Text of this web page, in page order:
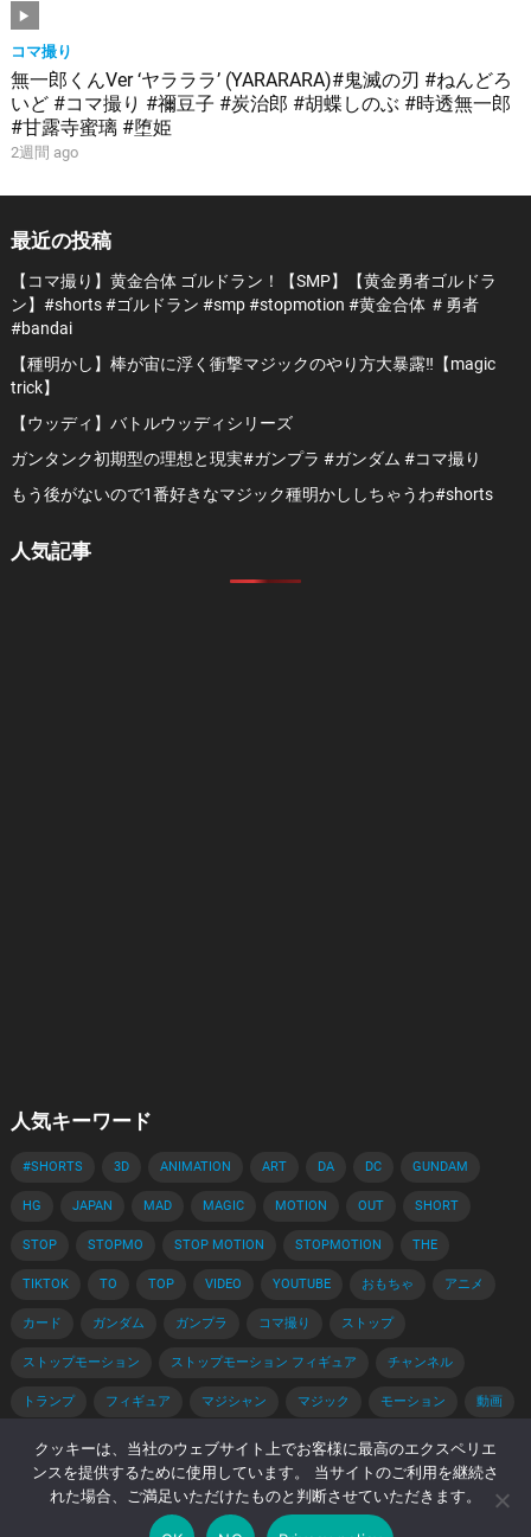
コマ撮り
無一郎くんVer ‘ヤラララ’ (YARARARA)#鬼滅の刃 #ねんどろ
いど #コマ撮り #禰豆子 #炭治郎 #胡蝶しのぶ #時透無一郎
#甘露寺蜜璃 #堕姫
2週間 ago
最近の投稿
【コマ撮り】黄金合体 ゴルドラン！【SMP】【黄金勇者ゴルドラ
ン】#shorts #ゴルドラン #smp #stopmotion #黄金合体 ＃勇者
#bandai
【種明かし】棒が宙に浮く衝撃マジックのやり方大暴露‼️【magic
trick】
【ウッディ】バトルウッディシリーズ
ガンタンク初期型の理想と現実#ガンプラ #ガンダム #コマ撮り
もう後がないので1番好きなマジック種明かししちゃうわ#shorts
人気記事
人気キーワード
#SHORTS 3D ANIMATION ART DA DC GUNDAM
HG JAPAN MAD MAGIC MOTION OUT SHORT
STOP STOPMO STOP MOTION STOPMOTION THE
TIKTOK TO TOP VIDEO YOUTUBE おもちゃ アニメ
カード ガンダム ガンプラ コマ撮り ストップ
ストップモーション ストップモーション フィギュア チャンネル
トランプ フィギュア マジシャン マジック モーション 動画
手品 手品 種明かし 種明かし 簡単 解説
© 2026 コマ撮りブログ -WordPress Video Theme
クッキーは、当社のウェブサイト上でお客様に最高のエクスペリエ
ンスを提供するために使用しています。 当サイトのご利用を継続さ
れた場合、ご満足いただけたものと判断させていただきます。